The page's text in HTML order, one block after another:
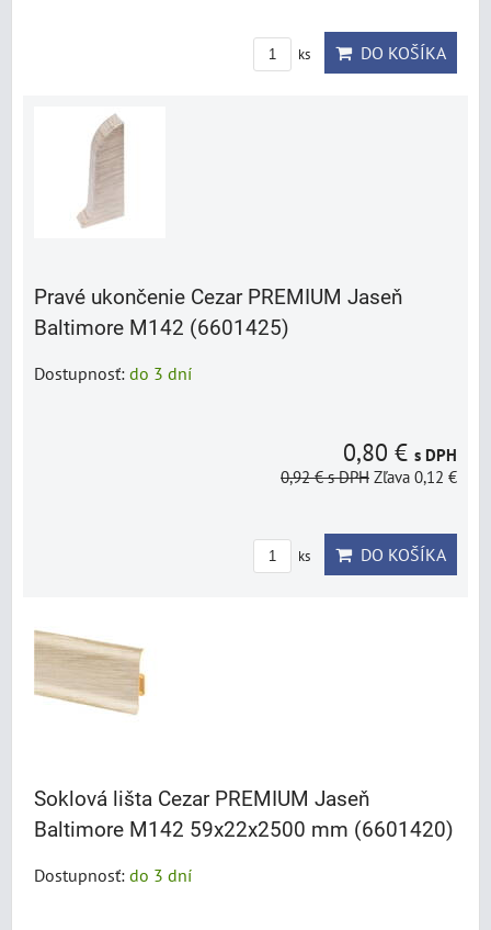
ks DO KOŠÍKA
Pravé ukončenie Cezar PREMIUM Jaseň
Baltimore M142 (6601425)
Dostupnosť: do 3 dní
0,80 € s DPH
0,92 €s DPH Zľava 0,12 €
ks DO KOŠÍKA
Soklová lišta Cezar PREMIUM Jaseň
Baltimore M142 59x22x2500 mm (6601420)
Dostupnosť: do 3 dní